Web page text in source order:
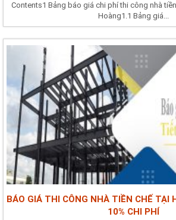
Contents1 Bảng báo giá chi phí thi công nhà
Hoàng1.1 Bảng giá...
BÁO GIÁ THI CÔNG NHÀ TIỀN CHẾ TẠI
10% CHI PHÍ